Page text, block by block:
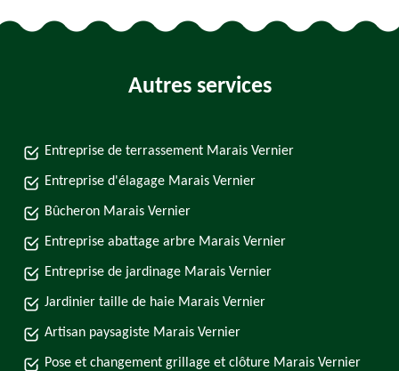
Autres services
Entreprise de terrassement Marais Vernier
Entreprise d'élagage Marais Vernier
Bûcheron Marais Vernier
Entreprise abattage arbre Marais Vernier
Entreprise de jardinage Marais Vernier
Jardinier taille de haie Marais Vernier
Artisan paysagiste Marais Vernier
Pose et changement grillage et clôture Marais Vernier